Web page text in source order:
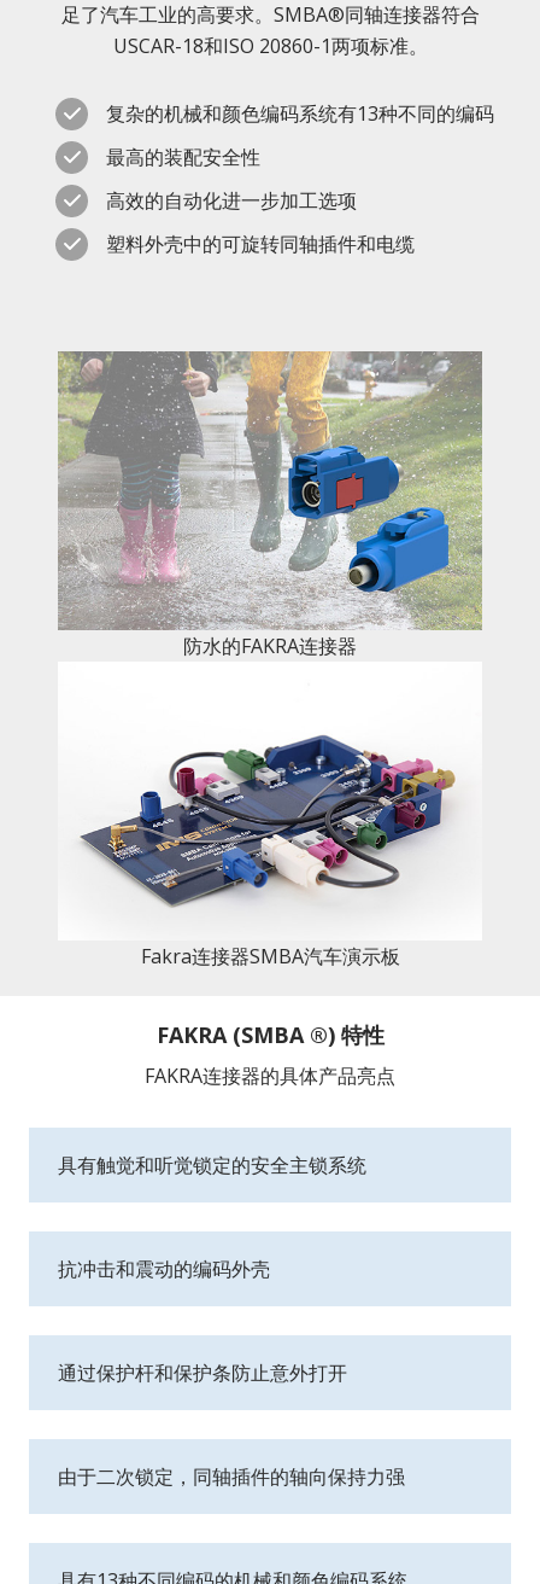
足了汽车工业的高要求。SMBA®同轴连接器符合
USCAR-18和ISO 20860-1两项标准。
复杂的机械和颜色编码系统有13种不同的编码
最高的装配安全性
高效的自动化进一步加工选项
塑料外壳中的可旋转同轴插件和电缆
防水的FAKRA连接器
Fakra连接器SMBA汽车演示板
FAKRA (SMBA ®) 特性
FAKRA连接器的具体产品亮点
具有触觉和听觉锁定的安全主锁系统
抗冲击和震动的编码外壳
通过保护杆和保护条防止意外打开
由于二次锁定，同轴插件的轴向保持力强